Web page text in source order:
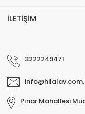
İLETİŞİM
3222249471
Pınar Mahallesi